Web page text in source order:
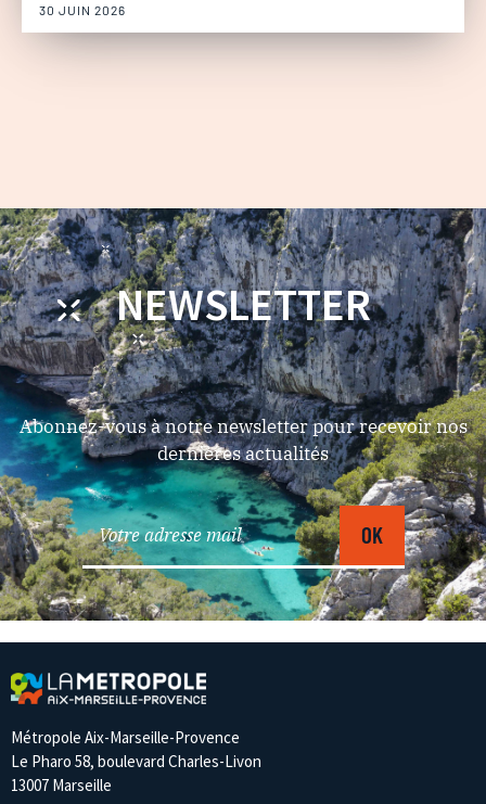
30 JUIN 2026
NEWSLETTER
Abonnez-vous à notre newsletter pour recevoir nos
dernières actualités
Métropole Aix-Marseille-Provence
Le Pharo 58, boulevard Charles-Livon
13007 Marseille